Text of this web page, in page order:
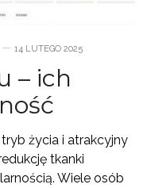
14 LUTEGO 2025
– ich
życia i atrakcyjny
tkanki
Wiele osób